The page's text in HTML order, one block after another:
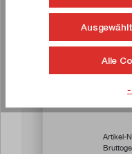
Artikel-
Alle